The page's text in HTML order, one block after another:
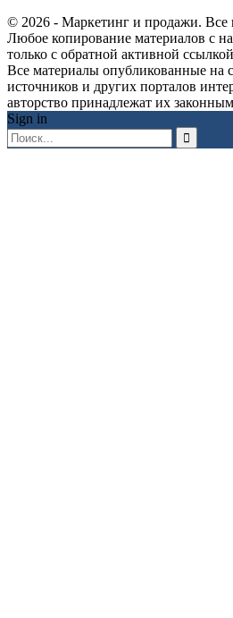
© 2026 - Маркетинг и продажи. Все
Любое копирование материалов с
только с обратной активной
Все материалы опубликованные на
источников и других порталов
авторство принадлежат их
Sign in